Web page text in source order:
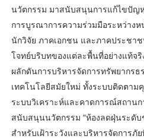
นวัตกรรม มาสนับสนุนการแก้ไขปัญ
การบูรณาการความร่วมมือระหว่าง
นักวิจัย ภาคเอกชน และภาคประชา
โจทย์บริบทของแต่ละพื้นที่อย่างแท้จริ
ผลักดันการบริหารจัดการทรัพยากร
เทคโนโลยีสมัยใหม่ ทั้งระบบติดตาม
ระบบวิเคราะห์และคาดการณ์สถาน
สนับสนุนนวัตกรรม “ห้องลดฝุ่นระดับ
สำหรับเฝ้าระวังและบริหารจัดการภั